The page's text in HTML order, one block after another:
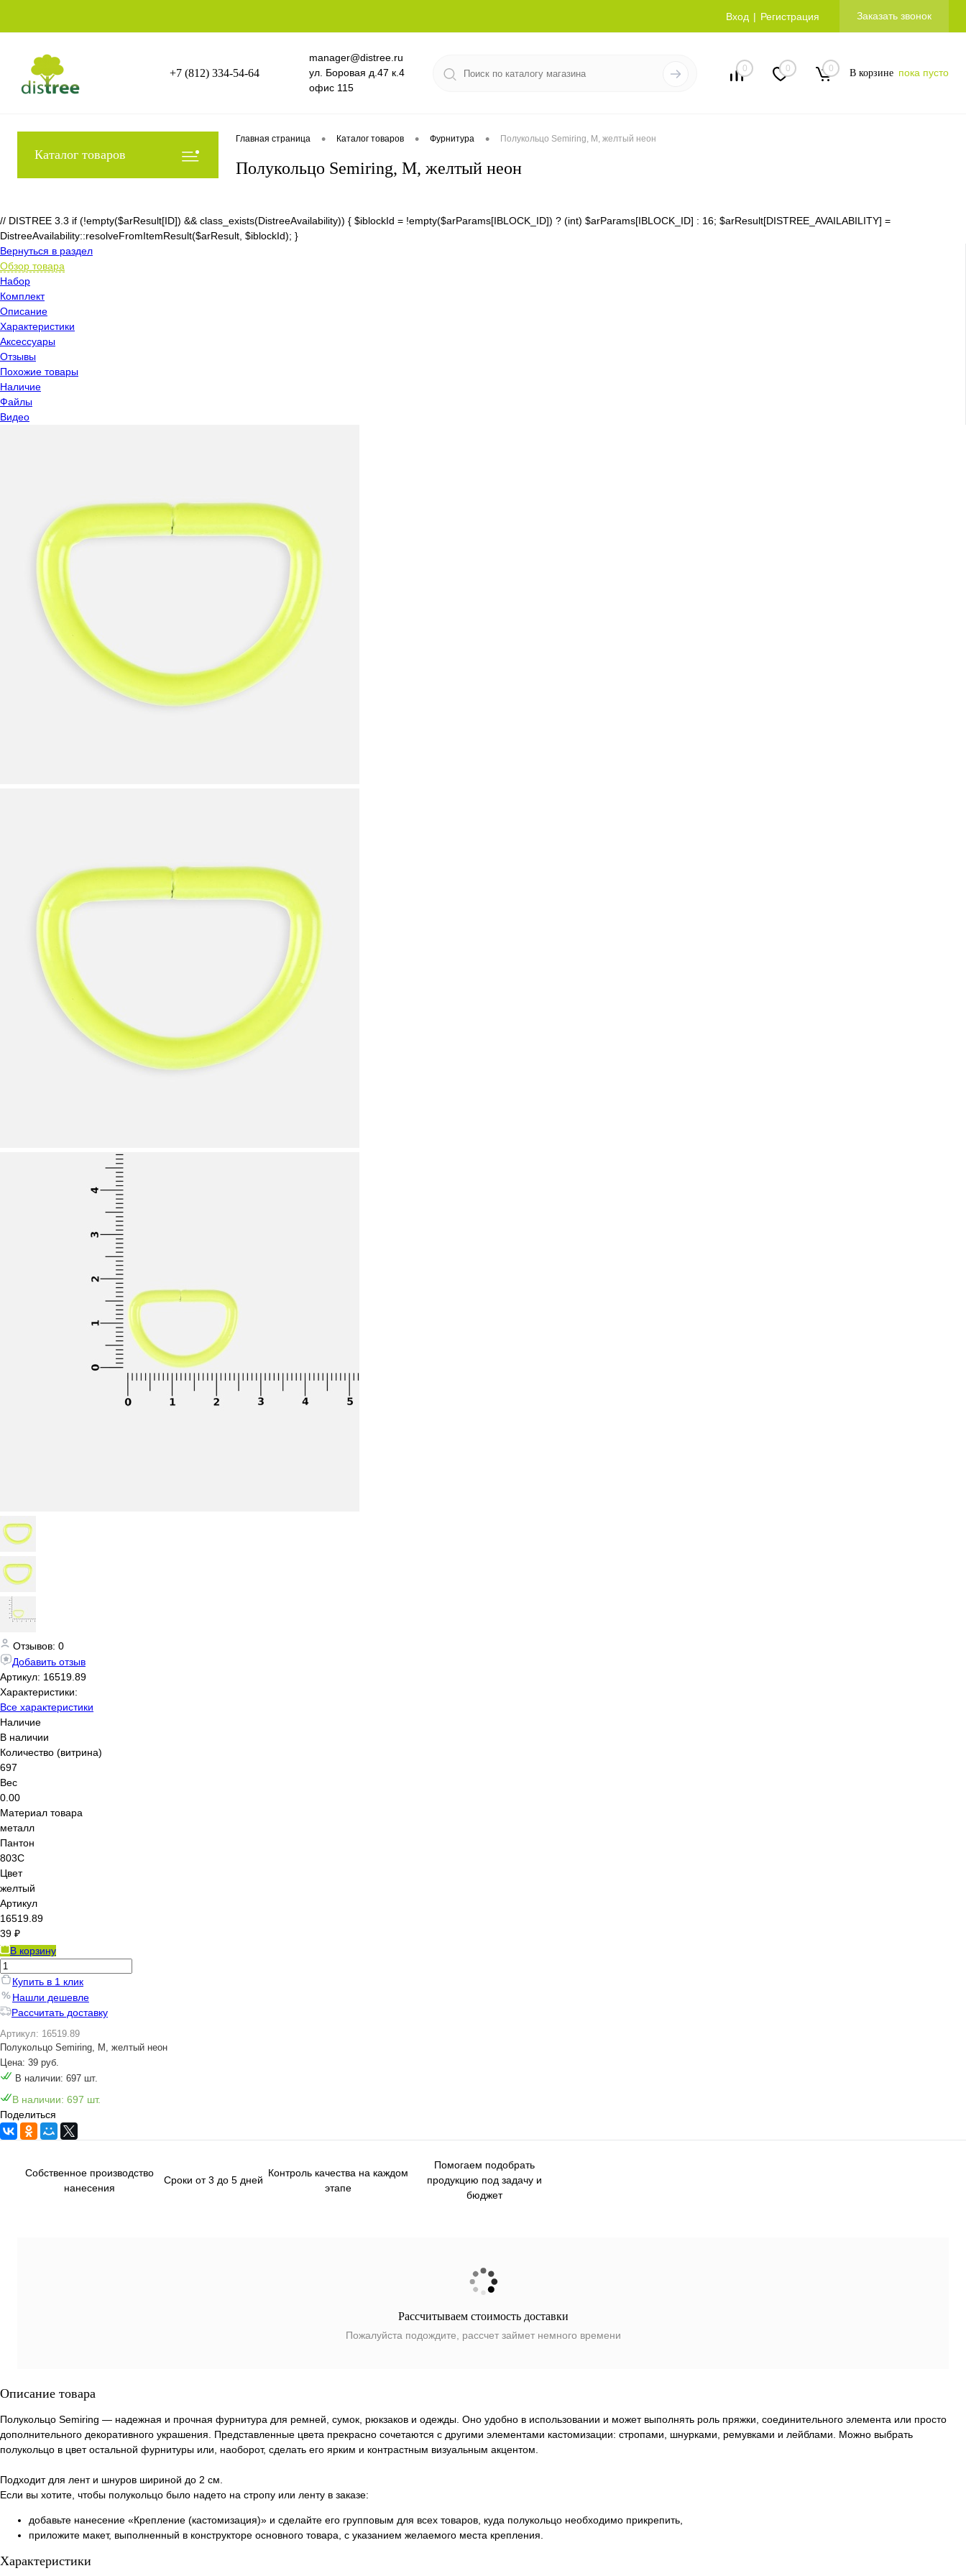
Вход Регистрация Заказать звонок
+7 (812) 334-54-64
manager@distree.ru
ул. Боровая д.47 к.4
офис 115
0 0 0 В корзине пока пусто
Каталог товаров
Главная страница • Каталог товаров • Фурнитура • Полукольцо Semiring, М, желтый неон
Полукольцо Semiring, М, желтый неон
// DISTREE 3.3 if (!empty($arResult[ID]) && class_exists(DistreeAvailability)) { $iblockId = !empty($arParams[IBLOCK_ID]) ? (int) $arParams[IBLOCK_ID] : 16; $arResult[DISTREE_AVAILABILITY] =
DistreeAvailability::resolveFromItemResult($arResult, $iblockId); }
Вернуться в раздел
Обзор товара
Набор
Комплект
Описание
Характеристики
Аксессуары
Отзывы
Похожие товары
Наличие
Файлы
Видео
Отзывов: 0
Добавить отзыв
Артикул: 16519.89
Характеристики:
Все характеристики
Наличие
В наличии
Количество (витрина)
697
Вес
0.00
Материал товара
металл
Пантон
803C
Цвет
желтый
Артикул
16519.89
39 ₽
В корзину
Купить в 1 клик
Нашли дешевле
Рассчитать доставку
Артикул: 16519.89
Полукольцо Semiring, М, желтый неон
Цена: 39 руб.
В наличии: 697 шт.
В наличии: 697 шт.
Поделиться
Собственное производство
нанесения
Сроки от 3 до 5 дней
Контроль качества на каждом
этапе
Помогаем подобрать
продукцию под задачу и
бюджет
Рассчитываем стоимость доставки
Пожалуйста подождите, рассчет займет немного времени
Описание товара
Полукольцо Semiring — надежная и прочная фурнитура для ремней, сумок, рюкзаков и одежды. Оно удобно в использовании и может выполнять роль пряжки, соединительного элемента или просто
дополнительного декоративного украшения. Представленные цвета прекрасно сочетаются с другими элементами кастомизации: стропами, шнурками, ремувками и лейблами. Можно выбрать
полукольцо в цвет остальной фурнитуры или, наоборот, сделать его ярким и контрастным визуальным акцентом.
Подходит для лент и шнуров шириной до 2 см.
Если вы хотите, чтобы полукольцо было надето на стропу или ленту в заказе:
добавьте нанесение «Крепление (кастомизация)» и сделайте его групповым для всех товаров, куда полукольцо необходимо прикрепить,
приложите макет, выполненный в конструкторе основного товара, с указанием желаемого места крепления.
Характеристики